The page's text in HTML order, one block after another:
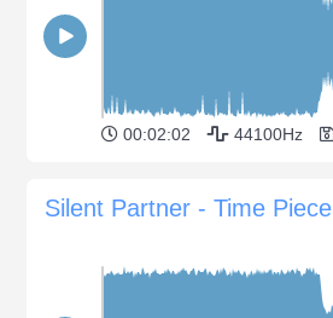
00:02:02 44100Hz
Silent Partner - Time Piece